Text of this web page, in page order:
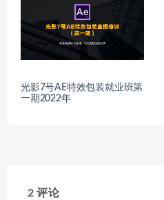
光影7号AE特效包装就业班第
一期2022年
2 评论